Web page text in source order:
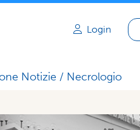
Login
Notizie / Necrologio